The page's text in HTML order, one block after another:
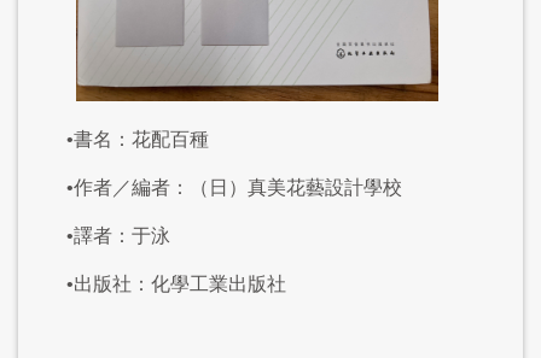
•書名：花配百種
•作者／編者：（日）真美花藝設計學校
•譯者：于泳
•出版社：化學工業出版社